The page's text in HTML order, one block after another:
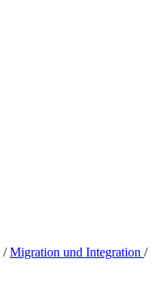
/Migration und Integration /